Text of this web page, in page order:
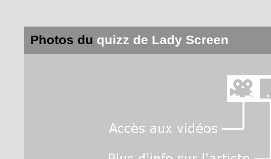
Photos du quizz de Lady Screen